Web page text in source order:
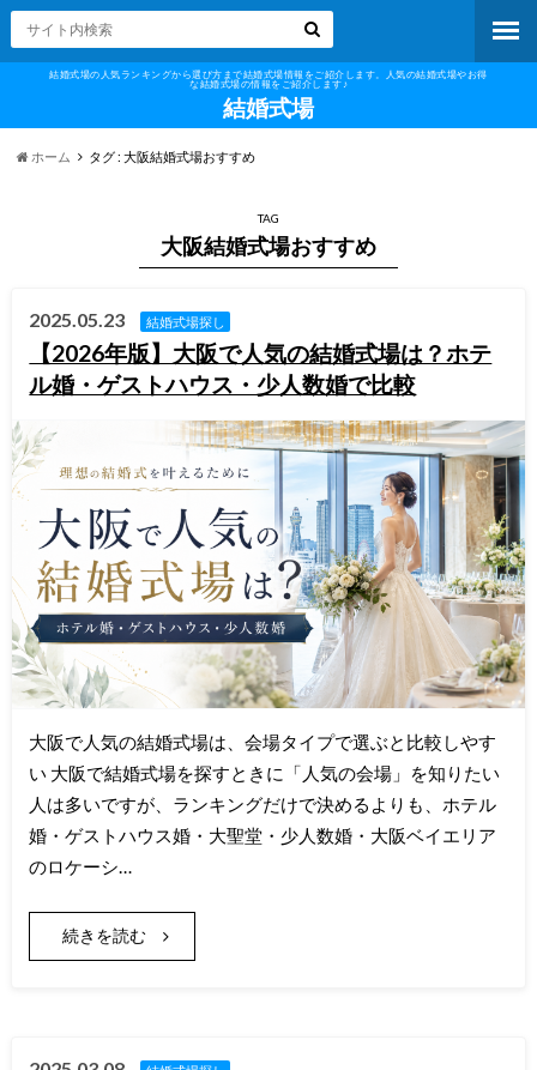
結婚式場の人気ランキングから選び方まで結婚式場情報をご紹介します。人気の結婚式場やお得
な結婚式場の情報をご紹介します♪
結婚式場
ホーム タグ : 大阪結婚式場おすすめ
TAG
大阪結婚式場おすすめ
2025.05.23 結婚式場探し
【2026年版】大阪で人気の結婚式場は？ホテ
ル婚・ゲストハウス・少人数婚で比較
大阪で人気の結婚式場は、会場タイプで選ぶと比較しやす
い 大阪で結婚式場を探すときに「人気の会場」を知りたい
人は多いですが、ランキングだけで決めるよりも、ホテル
婚・ゲストハウス婚・大聖堂・少人数婚・大阪ベイエリア
のロケーシ…
続きを読む